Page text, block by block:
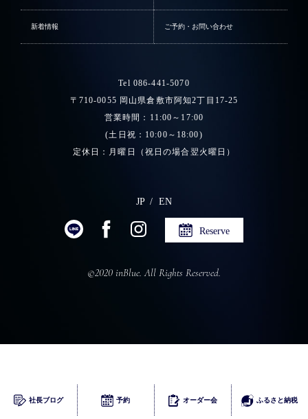
新着情報 ご予約・お問い合わせ
Tel 086-441-5070
〒710-0055 岡山県倉敷市阿知2丁目17-25
営業時間：11:00～17:00
(土日祝：10:00～18:00)
定休日：月曜日（祝日の場合翌火曜日）
JP EN
Reserve
©2020 inBlue. All Rights Reserved.
ふるさとチョイス
社長ブログ 予約 オーダー会 ふるさと納税